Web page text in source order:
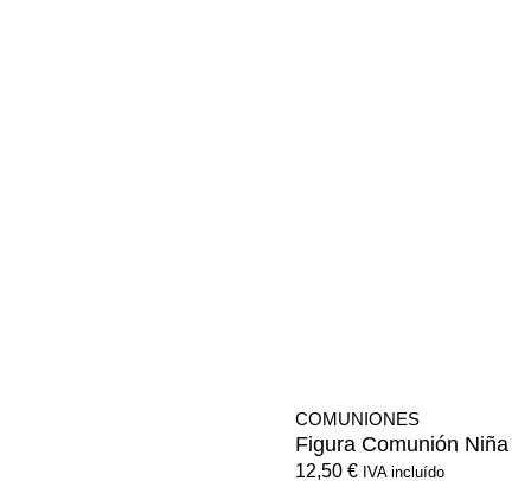
COMUNIONES
Figura Comunión Niña
12,50 € IVA incluído